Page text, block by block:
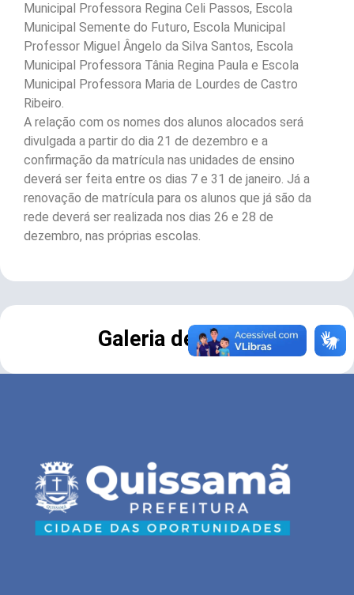
Municipal Professora Regina Celi Passos, Escola
Municipal Semente do Futuro, Escola Municipal
Professor Miguel Ângelo da Silva Santos, Escola
Municipal Professora Tânia Regina Paula e Escola
Municipal Professora Maria de Lourdes de Castro
Ribeiro.
A relação com os nomes dos alunos alocados será
divulgada a partir do dia 21 de dezembro e a
confirmação da matrícula nas unidades de ensino
deverá ser feita entre os dias 7 e 31 de janeiro. Já a
renovação de matrícula para os alunos que já são da
rede deverá ser realizada nos dias 26 e 28 de
dezembro, nas próprias escolas.
Galeria de Fotos